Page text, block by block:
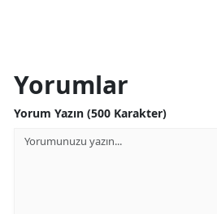
Yorumlar
Yorum Yazın (500 Karakter)